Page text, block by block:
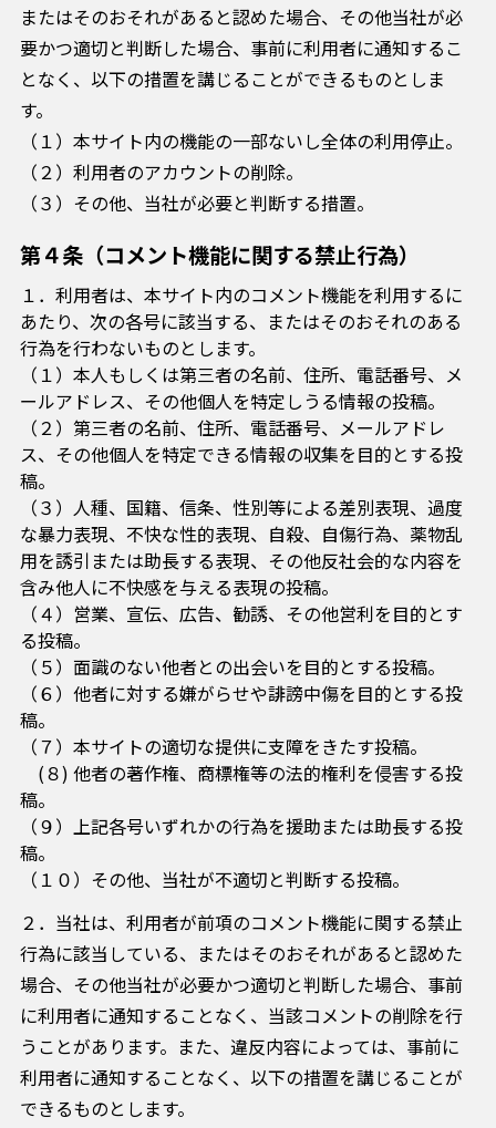
またはそのおそれがあると認めた場合、その他当社が必
要かつ適切と判断した場合、事前に利用者に通知するこ
となく、以下の措置を講じることができるものとしま
す。
（１）本サイト内の機能の一部ないし全体の利用停止。
（２）利用者のアカウントの削除。
（３）その他、当社が必要と判断する措置。
第４条（コメント機能に関する禁止行為）
１．利用者は、本サイト内のコメント機能を利用するに
あたり、次の各号に該当する、またはそのおそれのある
行為を行わないものとします。
（１）本人もしくは第三者の名前、住所、電話番号、メ
ールアドレス、その他個人を特定しうる情報の投稿。
（２）第三者の名前、住所、電話番号、メールアドレ
ス、その他個人を特定できる情報の収集を目的とする投
稿。
（３）人種、国籍、信条、性別等による差別表現、過度
な暴力表現、不快な性的表現、自殺、自傷行為、薬物乱
用を誘引または助長する表現、その他反社会的な内容を
含み他人に不快感を与える表現の投稿。
（４）営業、宣伝、広告、勧誘、その他営利を目的とす
る投稿。
（５）面識のない他者との出会いを目的とする投稿。
（６）他者に対する嫌がらせや誹謗中傷を目的とする投
稿。
（７）本サイトの適切な提供に支障をきたす投稿。
(８) 他者の著作権、商標権等の法的権利を侵害する投
稿。
（９）上記各号いずれかの行為を援助または助長する投
稿。
（１０）その他、当社が不適切と判断する投稿。
２．当社は、利用者が前項のコメント機能に関する禁止
行為に該当している、またはそのおそれがあると認めた
場合、その他当社が必要かつ適切と判断した場合、事前
に利用者に通知することなく、当該コメントの削除を行
うことがあります。また、違反内容によっては、事前に
利用者に通知することなく、以下の措置を講じることが
できるものとします。